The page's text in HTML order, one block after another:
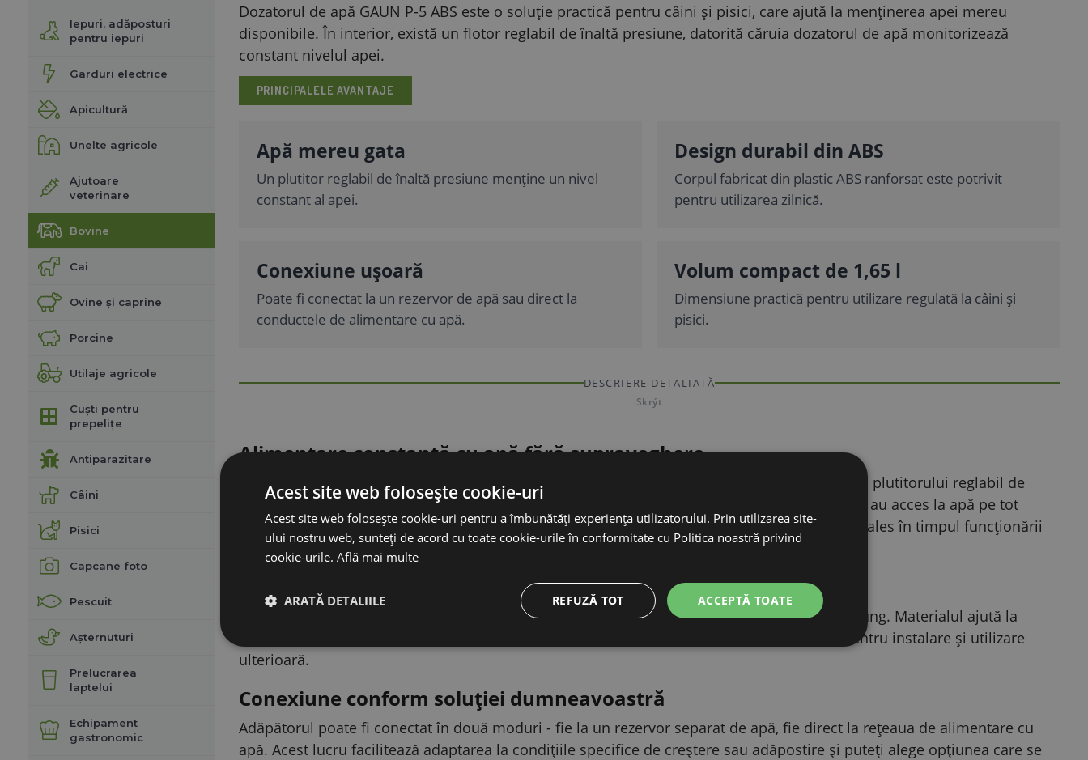
Iepuri, adăposturi
pentru iepuri
Garduri electrice
Apicultură
Unelte agricole
Ajutoare
veterinare
Bovine
Cai
Ovine și caprine
Porcine
Utilaje agricole
Cuști pentru
prepelițe
Antiparazitare
Câini
Pisici
Capcane foto
Pescuit
Așternuturi
Prelucrarea
laptelui
Echipament
gastronomic
Dozatorul de apă GAUN P-5 ABS este o soluție practică pentru câini și pisici, care ajută la menținerea apei mereu
disponibile. În interior, există un flotor reglabil de înaltă presiune, datorită căruia dozatorul de apă monitorizează
constant nivelul apei.
PRINCIPALELE AVANTAJE
Apă mereu gata
Un plutitor reglabil de înaltă presiune menține un nivel
constant al apei.
Design durabil din ABS
Corpul fabricat din plastic ABS ranforsat este potrivit
pentru utilizarea zilnică.
Conexiune ușoară
Poate fi conectat la un rezervor de apă sau direct la
conductele de alimentare cu apă.
Volum compact de 1,65 l
Dimensiune practică pentru utilizare regulată la câini și
pisici.
DESCRIERE DETALIATĂ
Skrýt
Alimentare constantă cu apă fără supraveghere
Principalul avantaj al dozatorului de apă este menținerea automată a nivelului apei. Datorită plutitorului reglabil de
înaltă presiune, apa este alimentată continuu, după cum este necesar, astfel încât animalele au acces la apă pe tot
parcursul zilei, fără a fi nevoie de reumpleri manuale frecvente. Veți aprecia acest lucru mai ales în timpul funcționării
zilnice obișnuite acasă, în zonele de creștere și în țarcuri.
Plastic ABS pentru funcționare normală
Modelul P-5 ABS este fabricat din ABS, un plastic armat, potrivit pentru utilizare pe termen lung. Materialul ajută la
combinarea greutății reduse cu o bună durabilitate, făcând sursa de alimentare practică pentru instalare și utilizare
ulterioară.
Conexiune conform soluției dumneavoastră
Adăpătorul poate fi conectat în două moduri - fie la un rezervor separat de apă, fie direct la rețeaua de alimentare cu
apă. Acest lucru facilitează adaptarea la condițiile specifice de creștere sau adăpostire și puteți alege opțiunea care se
Acest site web folosește cookie-uri
Acest site web folosește cookie-uri pentru a îmbunătăți experiența utilizatorului. Prin utilizarea site-
ului nostru web, sunteți de acord cu toate cookie-urile în conformitate cu Politica noastră privind
cookie-urile. Află mai multe
ACCEPTĂ TOATE
REFUZĂ TOT
ARATĂ DETALIILE